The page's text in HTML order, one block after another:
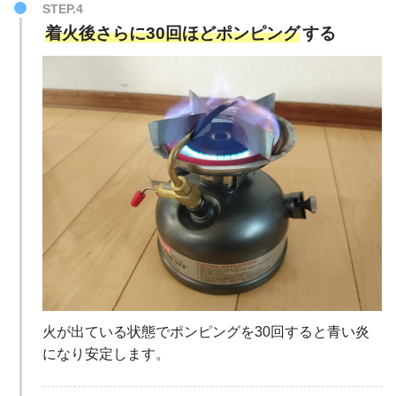
STEP.4
着火後さらに30回ほどポンピングする
火が出ている状態でポンピングを30回すると青い炎
になり安定します。